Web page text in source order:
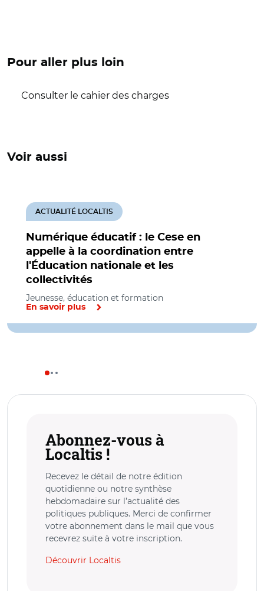
Pour aller plus loin
Consulter le cahier des charges
Voir aussi
Numérique éducatif : le Cese en
appelle à la coordination entre
l'Éducation nationale et les
collectivités
ACTUALITÉ LOCALTIS
Jeunesse, éducation et formation
En savoir plus
Abonnez-vous à
Localtis !
Recevez le détail de notre édition
quotidienne ou notre synthèse
hebdomadaire sur l’actualité des
politiques publiques. Merci de confirmer
votre abonnement dans le mail que vous
recevrez suite à votre inscription.
Découvrir Localtis